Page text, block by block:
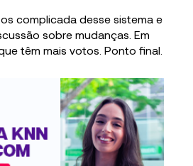
complicada desse sistema e
sobre mudanças. Em
têm mais votos. Ponto final.